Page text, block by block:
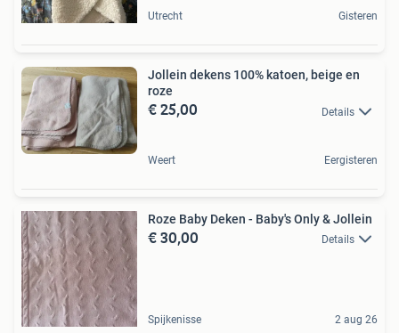
Utrecht Gisteren
Jollein dekens 100% katoen, beige en
roze
€ 25,00 Details
Weert Eergisteren
Roze Baby Deken - Baby's Only & Jollein
€ 30,00 Details
Spijkenisse 2 aug 26